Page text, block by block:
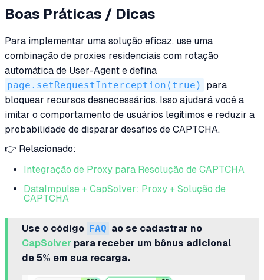
Boas Práticas / Dicas
Para implementar uma solução eficaz, use uma
combinação de proxies residenciais com rotação
automática de User-Agent e defina
page.setRequestInterception(true)
para
bloquear recursos desnecessários. Isso ajudará você a
imitar o comportamento de usuários legítimos e reduzir a
probabilidade de disparar desafios de CAPTCHA.
👉 Relacionado:
Integração de Proxy para Resolução de CAPTCHA
DataImpulse + CapSolver: Proxy + Solução de
CAPTCHA
Use o código FAQ ao se cadastrar no
CapSolver para receber um bônus adicional
de 5% em sua recarga.